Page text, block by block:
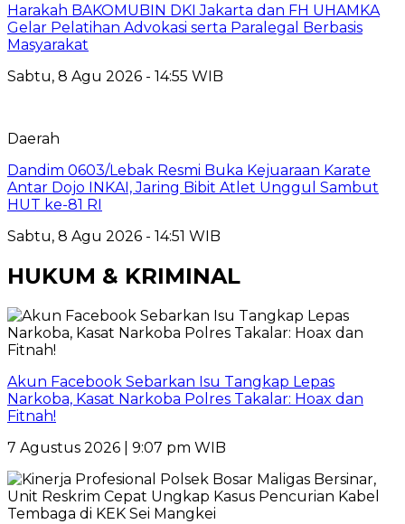
Harakah BAKOMUBIN DKI Jakarta dan FH UHAMKA
Gelar Pelatihan Advokasi serta Paralegal Berbasis
Masyarakat
Sabtu, 8 Agu 2026 - 14:55 WIB
Daerah
Dandim 0603/Lebak Resmi Buka Kejuaraan Karate
Antar Dojo INKAI, Jaring Bibit Atlet Unggul Sambut
HUT ke-81 RI
Sabtu, 8 Agu 2026 - 14:51 WIB
HUKUM & KRIMINAL
Akun Facebook Sebarkan Isu Tangkap Lepas
Narkoba, Kasat Narkoba Polres Takalar: Hoax dan
Fitnah!
7 Agustus 2026 | 9:07 pm WIB